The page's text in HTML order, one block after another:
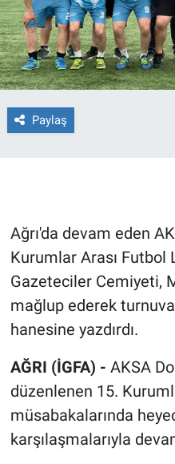
Paylaş
Ağrı'da devam eden
Kurumlar Arası Futbol
Gazeteciler Cemiyeti,
mağlup ederek
hanesine yazdırdı.
AĞRI (İGFA) - AKSA
düzenlenen 15.
müsabakalarında
karşılaşmalarıyla
Haber Arşivi